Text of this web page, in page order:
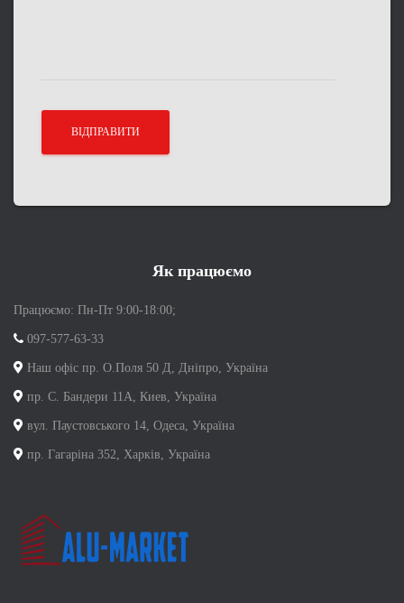
Як працюємо
Працюємо: Пн-Пт 9:00-18:00;
097-577-63-33
Наш офіс пр. О.Поля 50 Д, Дніпро, Україна
пр. С. Бандери 11А, Киев, Україна
вул. Паустовського 14, Одеса, Україна
пр. Гагаріна 352, Харків, Україна